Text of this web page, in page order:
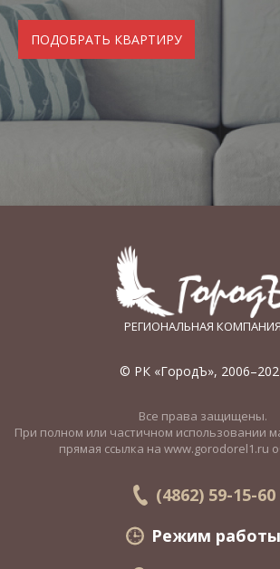
РЕГИОНАЛЬНАЯ КОМПАНИЯ
© РК «ГородЪ»,
Все права защищены.
При полном или частичном использовании
прямая ссылка на www.gorodorel1.ru
(4862) 59-15-60
Режим работы